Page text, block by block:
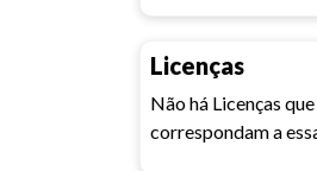
Licenças
Não há Licenças que
correspondam a